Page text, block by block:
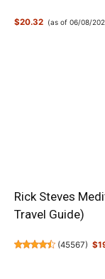
$20.32 (as of 06/08/
Rick Steves
Travel Guide)
(45567)